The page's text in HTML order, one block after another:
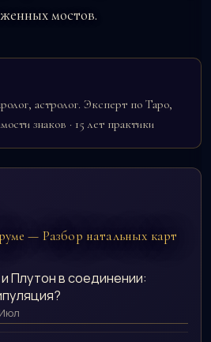
мостов.
астролог. Эксперт по Таро,
знаков · 15 лет практики
— Разбор натальных карт
Плутон в соединении: